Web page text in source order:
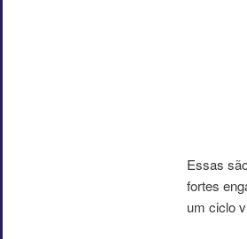
Essas
fortes
um ciclo